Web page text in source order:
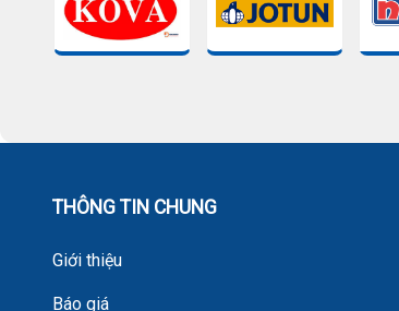
THÔNG TIN CHUNG
Giới thiệu
Báo giá